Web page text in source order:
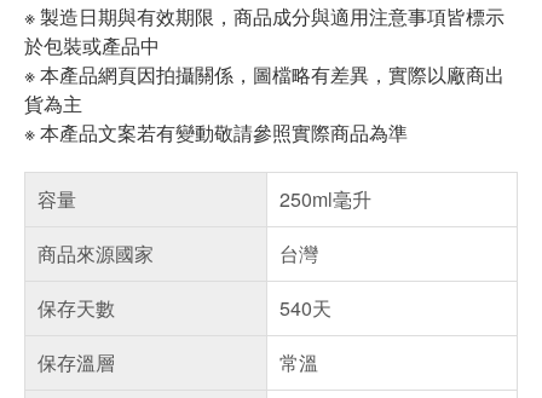
※ 製造日期與有效期限，商品成分與適用注意事項皆標示
於包裝或產品中
※ 本產品網頁因拍攝關係，圖檔略有差異，實際以廠商出
貨為主
※ 本產品文案若有變動敬請參照實際商品為準
容量
250ml毫升
商品來源國家
台灣
保存天數
540天
保存溫層
常溫